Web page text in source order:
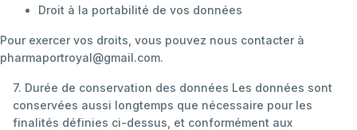
Droit à la portabilité de vos données
Pour exercer vos droits, vous pouvez nous contacter à
pharmaportroyal@gmail.com.
7. Durée de conservation des données Les données sont
conservées aussi longtemps que nécessaire pour les
finalités définies ci-dessus, et conformément aux